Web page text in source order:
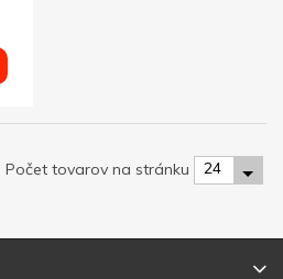
Počet tovarov na stránku 24